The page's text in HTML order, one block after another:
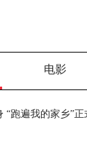
电影